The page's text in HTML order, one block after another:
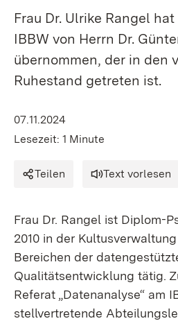
Frau Dr. Ulrike Rangel
IBBW von Herrn Dr.
übernommen, der in den
Ruhestand getreten ist.
07.11.2024
Lesezeit: 1 Minute
Teilen Text vorlesen
Frau Dr. Rangel ist Diplom-
2010 in der
Bereichen der
Qualitätsentwicklung tätig.
Referat „Datenanalyse“ am
stellvertretende